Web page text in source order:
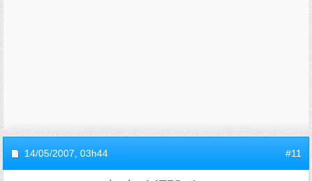
14/05/2007, 03h44 #11